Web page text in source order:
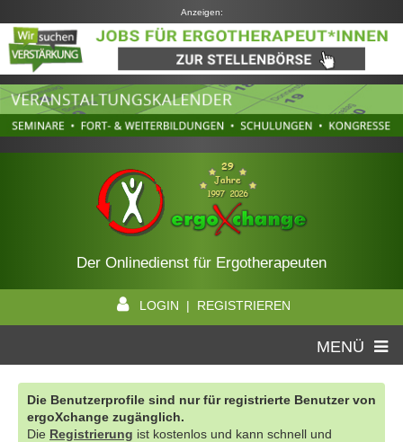
Anzeigen:
Der Onlinedienst für Ergotherapeuten
LOGIN | REGISTRIEREN
MENÜ
Die Benutzerprofile sind nur für registrierte Benutzer von
ergoXchange zugänglich.
Die Registrierung ist kostenlos und kann schnell und